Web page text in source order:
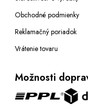
Obchodné podmienky
Reklamačný poriadok
Vrátenie tovaru
Možnosti